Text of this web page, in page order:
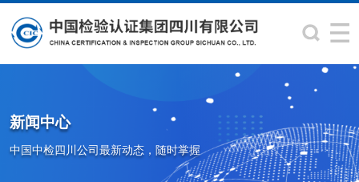
新闻中心
中国中检四川公司最新动态，随时掌握